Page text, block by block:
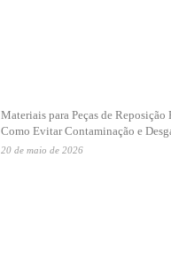
Materiais para Peças de Reposição
Como Evitar Contaminação e
20 de maio de 2026